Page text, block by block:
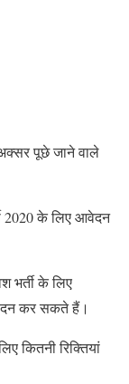
पूछे जाने वाले
2020 के लिए आवेदन
भर्ती के लिए
कर सकते हैं।
कितनी रिक्तियां